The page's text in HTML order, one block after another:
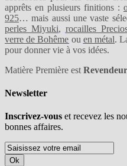
apprêts en plusieurs finitions :
925… mais aussi une vaste
perles Miyuki, rocailles
verre de Bohême ou en métal.
pour donner vie à vos idées.
Matière Première est
Newsletter
Inscrivez-vous et recevez les
bonnes affaires.
Ok